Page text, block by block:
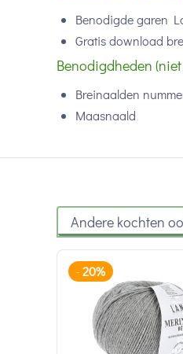
Benodigde garen
Gratis download
Benodigdheden
Breinaalden
Maasnaald
Andere kochten
- 20%